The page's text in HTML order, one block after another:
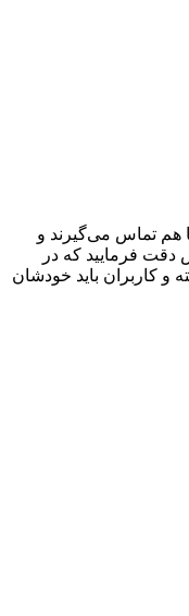
تماس می‌گیرند و
که در
باید خودشان